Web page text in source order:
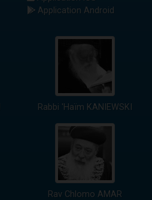
Application Android
Rabbi 'Haïm KANIEWSKI
Rav Chlomo AMAR